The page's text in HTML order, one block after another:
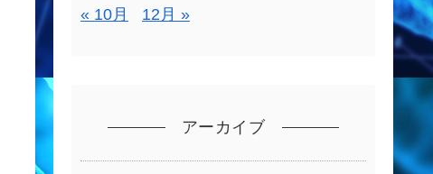
« 10月 12月 »
アーカイブ